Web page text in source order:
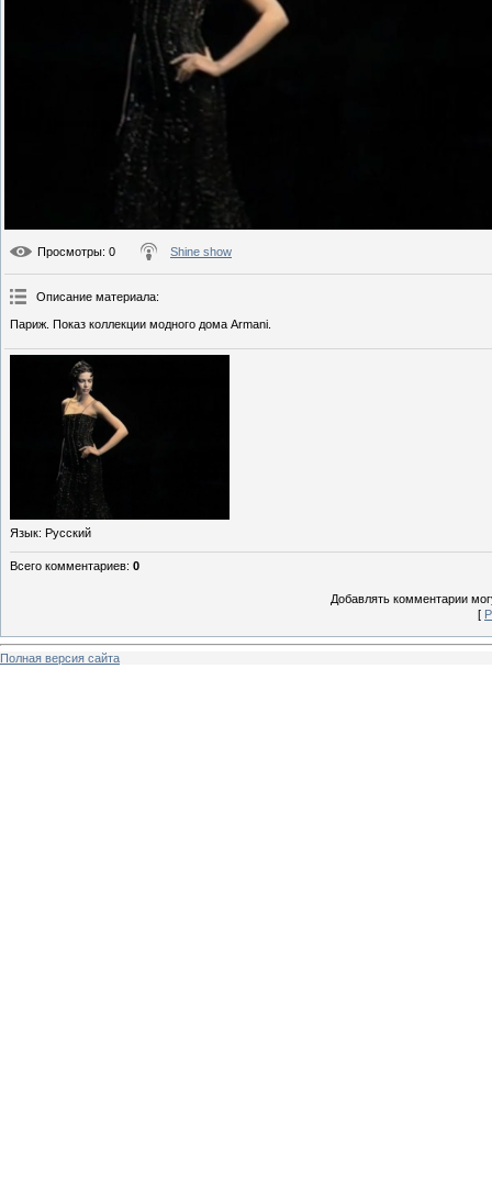
Просмотры: 0 Shine show
Описание материала:
Париж. Показ коллекции модного дома Armani.
Язык: Русский
Всего комментариев: 0
Добавлять комментарии
[
Полная версия сайта